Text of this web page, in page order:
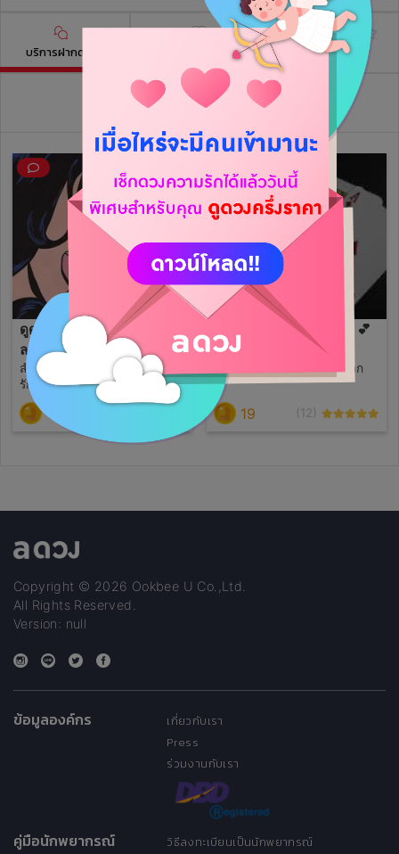
บริการฝากดวง รีวิว
วิดีโอไลฟ์ย้อนหลัง
ดูดวงปัญหาความรัก อย่าง
ละเอียด 😭💕
สำหรับคนที่กำลังมีปัญหาความ
รักความสัมพันธ์ ควรอยู่ต่อหรือ
นำพาตัวเองออกมา
190
1 แถม 1 คำถามความรัก 💕
ตอบเร
รับดูดวงความรัก ด้วยไพ่ป๊อก
19 (12)
Copyright © 2026 Ookbee U Co.,Ltd.
All Rights Reserved.
Version: null
ข้อมูลองค์กร
เกี่ยวกับเรา
Press
ร่วมงานกับเรา
คู่มือนักพยากรณ์ วิธีลงทะเบียนเป็นนักพยากรณ์